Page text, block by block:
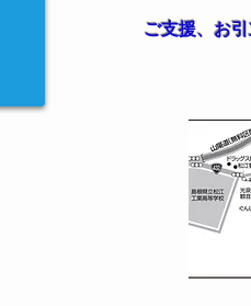
ご支援、お